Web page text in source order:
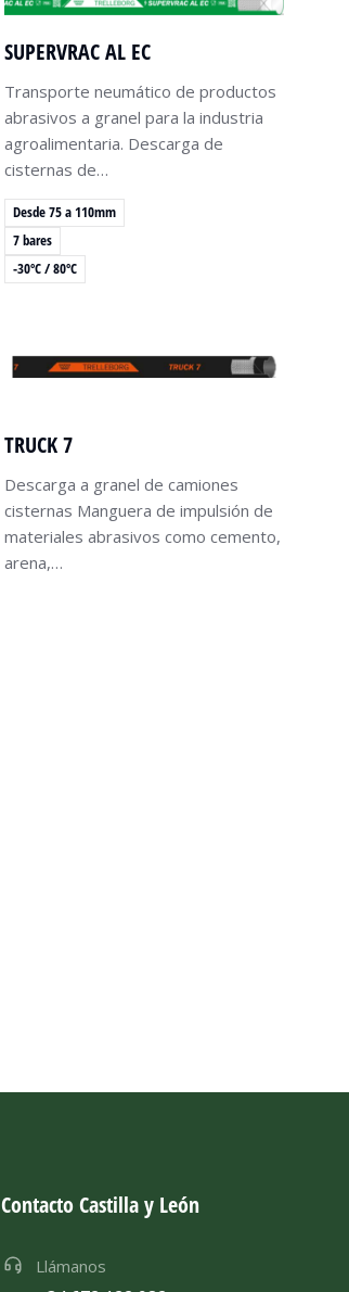
Desde 75 a 110mm
7 bares
-30ºC / 80ºC
SUPERVRAC AL EC
Transporte neumático de productos
abrasivos a granel para la industria
agroalimentaria. Descarga de
cisternas de…
TRUCK 7
Descarga a granel de camiones
cisternas Manguera de impulsión de
materiales abrasivos como cemento,
arena,…
Contacto Castilla y León
Llámanos